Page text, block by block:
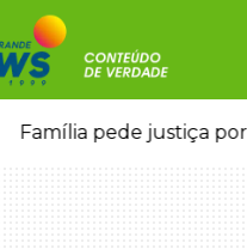
Família pede justiça